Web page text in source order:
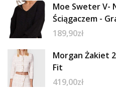
Moe Sweter V-
Ściągaczem -
189,90zł
Morgan Żakiet
Fit
419,00zł